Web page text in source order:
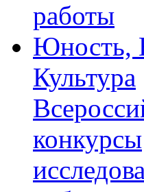
работы
Юность,
Культура
конкурсы